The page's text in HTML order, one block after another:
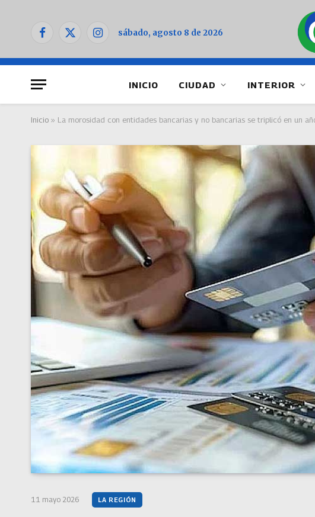
Facebook
X
Instagramsábado, agosto 8 de 2026
INICIO CIUDAD INTERIOR
Inicio » La morosidad con entidades bancarias y no bancarias se triplicó en un
11 mayo 2026 LA REGIÓN